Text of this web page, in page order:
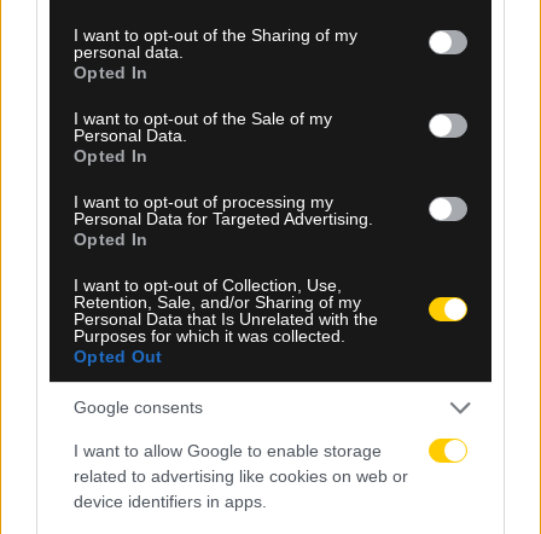
not limited to your visit or usage behaviour. You may click to
grant or deny consent to Google and its third-party tags to
use your data for below specified purposes in below Google
consent section.
I want to opt-out of the Sharing of my
personal data.
Opted In
I want to opt-out of the Sale of my
Personal Data.
Opted In
I want to opt-out of processing my
Personal Data for Targeted Advertising.
Opted In
I want to opt-out of Collection, Use,
Retention, Sale, and/or Sharing of my
Personal Data that Is Unrelated with the
Purposes for which it was collected.
Opted Out
Google consents
I want to allow Google to enable storage
related to advertising like cookies on web or
device identifiers in apps.
10.08.2026, 11:38